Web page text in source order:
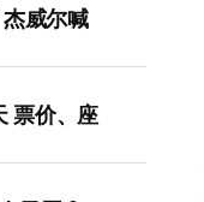
威尔喊
票价、座